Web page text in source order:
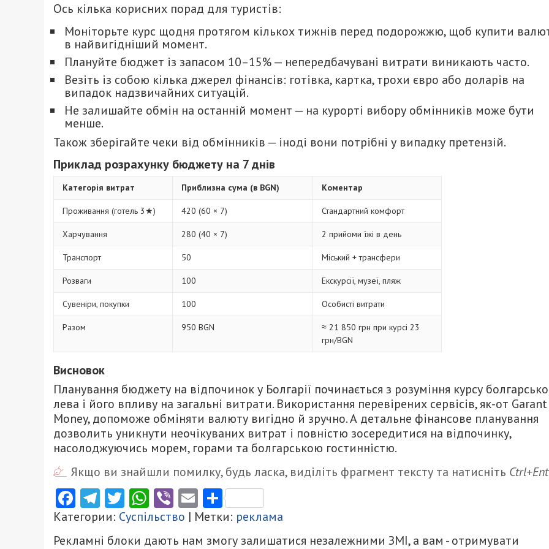
Ось кілька корисних порад для туристів:
Моніторьте курс щодня протягом кількох тижнів перед подорожжю, щоб купити
в найвигідніший момент.
Плануйте бюджет із запасом 10–15% — непередбачувані витрати виникають часто.
Везіть із собою кілька джерел фінансів: готівка, картка, трохи євро або доларів на
випадок надзвичайних ситуацій.
Не залишайте обмін на останній момент — на курорті вибору обмінників може бути
менше.
Також зберігайте чеки від обмінників — іноді вони потрібні у випадку претензій.
Приклад розрахунку бюджету на 7 днів
Категорія витрат Приблизна сума (в BGN) Коментар
Проживання (готель 3★) 420 (60 × 7) Стандартний комфорт
Харчування 280 (40 × 7) 2 прийоми їжі в день
Транспорт 50 Міський + трансфери
Розваги 100 Екскурсії, музеї, пляж
Сувеніри, покупки 100 Особисті витрати
Разом 950 BGN
≈ 21 850 грн при курсі 23
грн/BGN
Висновок
Планування бюджету на відпочинок у Болгарії починається з розуміння курсу
лева і його впливу на загальні витрати. Використання перевірених сервісів, як-от Garant
Money, допоможе обміняти валюту вигідно й зручно. А детальне фінансове планування
дозволить уникнути неочікуваних витрат і повністю зосередитися на відпочинку,
насолоджуючись морем, горами та болгарською гостинністю.
Якщо ви знайшли помилку, будь ласка, виділіть фрагмент тексту та натисніть
Facebook
Telegram
Twitter
WhatsApp
ViberEmailПоділитися
Категории: Суспільство | Метки: реклама
Рекламні блоки дають нам змогу залишатися незалежними ЗМІ, а вам - отримувати